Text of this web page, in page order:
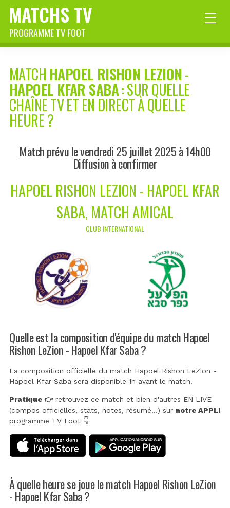
MATCHS TV
PROGRAMME TV FOOT
MATCH HAPOEL RISHON LEZION-
HAPOEL KFAR SABA: SUR QUELLE
CHAÎNE TV ET EN DIRECT À QUELLE
HEURE ?
Match prévu le vendredi 25 juillet 2025 à 14h00
Diffusion à confirmer
HAPOEL RISHON LEZION - HAPOEL KFAR
SABA, MATCH AMICAL
CLUB INTERNATIONAL
Quelle est la composition d'équipe du match Hapoel
Rishon LeZion - Hapoel Kfar Saba ?
La composition officielle du match Hapoel Rishon LeZion -
Hapoel Kfar Saba sera disponible 1h avant le match.
Pratique 👉retrouvez ce match et bien d'autres EN LIVE
(compos officielles, stats, notes, résumé...) sur notre APPLI
programme TV Foot 👇
À quelle heure se joue le match Hapoel Rishon LeZion
- Hapoel Kfar Saba ?